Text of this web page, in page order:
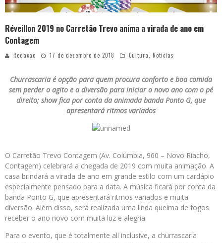
Réveillon 2019 no Carretão Trevo anima a virada de ano em
Contagem
Redacao 17 de dezembro de 2018 Cultura, Notícias
Churrascaria é opção para quem procura conforto e boa comida
sem perder o agito e a diversão para iniciar o novo ano com o pé
direito; show fica por conta da animada banda Ponto G, que
apresentará ritmos variados
O Carretão Trevo Contagem (Av. Colúmbia, 960 – Novo Riacho,
Contagem) celebrará a chegada de 2019 com muita animação. A
casa brindará a virada de ano em grande estilo com um cardápio
especialmente pensado para a data. A música ficará por conta da
banda Ponto G, que apresentará ritmos variados e muita
diversão. Além disso, será realizada uma linda queima de fogos
receber o ano novo com muita luz e alegria.
Para o evento, que é totalmente all inclusive, a churrascaria